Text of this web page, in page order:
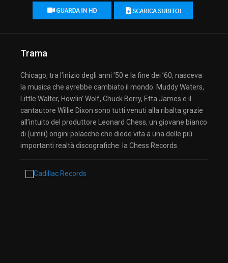
Trama
Chicago, tra l’inizio degli anni ’50 e la fine dei ’60, nasceva
la musica che avrebbe cambiato il mondo. Muddy Waters,
Little Walter, Howlin’ Wolf, Chuck Berry, Etta James e il
cantautore Willie Dixon sono tutti venuti alla ribalta grazie
all’intuito del produttore Leonard Chess, un giovane bianco
di (umili) origini polacche che diede vita a una delle più
importanti realtà discografiche: la Chess Records.